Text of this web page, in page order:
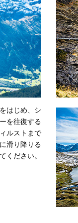
はじめ、シ
を往復する
ルストまで
滑り降りる
ください。